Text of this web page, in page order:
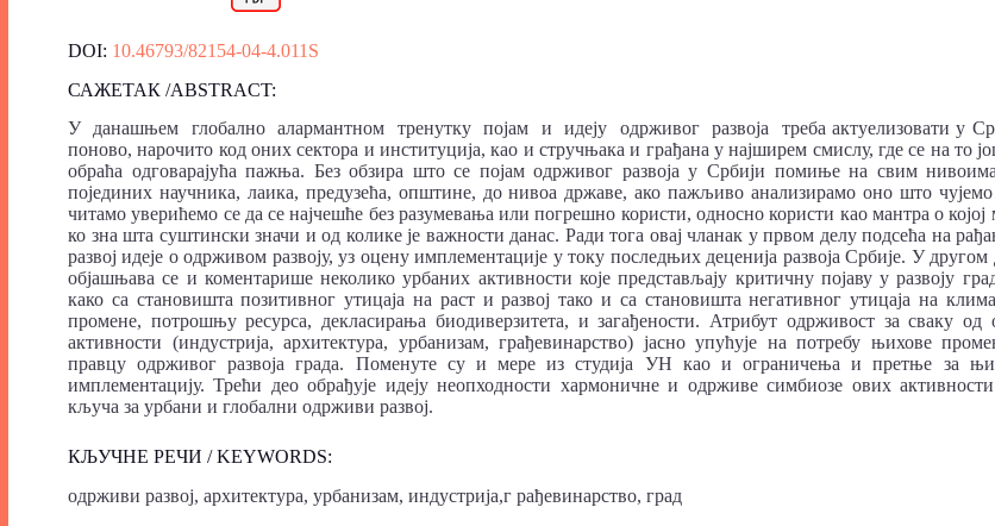
DOI: 10.46793/82154-04-4.011S
САЖЕТАК /ABSTRACT:
У данашњем глобално алармантном тренутку појам и идеју одрживог развоја треба актуелизовати у
поново, нарочито код оних сектора и институција, као и стручњака и грађана у најширем смислу, где се на то
обраћа одговарајућа пажња. Без обзира што се појам одрживог развоја у Србији помиње на свим
појединих научника, лаика, предузећа, општине, до нивоа државе, ако пажљиво анализирамо оно што
читамо уверићемо се да се најчешће без разумевања или погрешно користи, односно користи као мантра о којој
ко зна шта суштински значи и од колике је важности данас. Ради тога овај чланак у првом делу подсећа на
развој идеје о одрживом развоју, уз оцену имплементације у току последњих деценија развоја Србије. У другом
објашњава се и коментарише неколико урбаних активности које представљају критичну појаву у развоју
како са становишта позитивног утицаја на раст и развој тако и са становишта негативног утицаја на
промене, потрошњу ресурса, декласирања биодиверзитета, и загађености. Атрибут одрживост за сваку од
активности (индустрија, архитектура, урбанизам, грађевинарство) јасно упућује на потребу њихове
правцу одрживог развоја града. Поменуте су и мере из студија УН као и ограничења и претње за
имплементацију. Трећи део обрађује идеју неопходности хармоничне и одрживе симбиозе ових
кључа за урбани и глобални одрживи развој.
КЉУЧНЕ РЕЧИ / KEYWORDS:
одрживи развој, архитектура, урбанизам, индустрија,г рађевинарство, град